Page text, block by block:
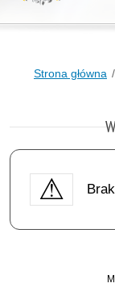
Strona główna